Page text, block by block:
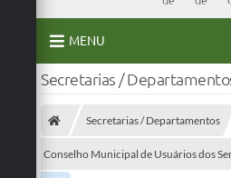
MENU
A Prefeitura
Secretarias
Telefones
Secretarias /
Secretarias / Departamentos
Conselho Municipal de Usuários dos